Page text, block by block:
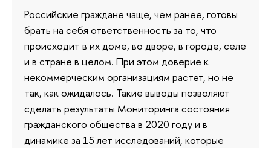
Российские граждане чаще, чем ранее, готовы
брать на себя ответственность за то, что
происходит в их доме, во дворе, в городе, селе
и в стране в целом. При этом доверие к
некоммерческим организациям растет, но не
так, как ожидалось. Такие выводы позволяют
сделать результаты Мониторинга состояния
гражданского общества в 2020 году и в
динамике за 15 лет исследований, которые